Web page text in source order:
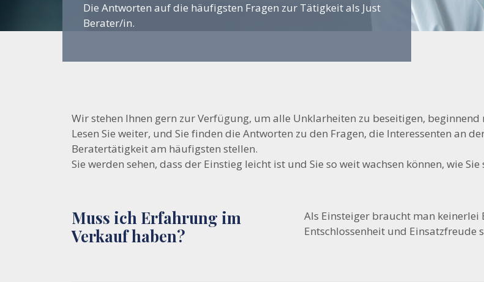
Die Antworten auf die häufigsten Fragen zur Tätigkeit als Just
Berater/in.
Wir stehen Ihnen gern zur Verfügung, um alle Unklarheiten zu beseitigen, beginnend
Lesen Sie weiter, und Sie finden die Antworten zu den Fragen, die Interessenten an
Beratertätigkeit am häufigsten stellen.
Sie werden sehen, dass der Einstieg leicht ist und Sie so weit wachsen können, wie
Muss ich Erfahrung im
Verkauf haben?
Als Einsteiger braucht man
Entschlossenheit und Einsatzfreude